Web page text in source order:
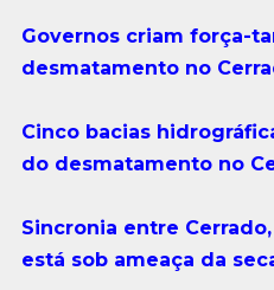
Governos criam força-
desmatamento no
Cinco bacias
do desmatamento no
Sincronia entre
está sob ameaça da